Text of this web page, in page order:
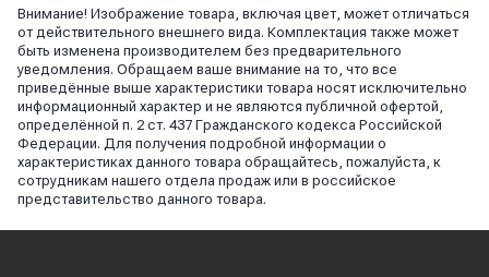
Внимание! Изображение товара, включая цвет, может отличаться
от действительного внешнего вида. Комплектация также может
быть изменена производителем без предварительного
уведомления. Обращаем ваше внимание на то, что все
приведённые выше характеристики товара носят исключительно
информационный характер и не являются публичной офертой,
определённой п. 2 ст. 437 Гражданского кодекса Российской
Федерации. Для получения подробной информации о
характеристиках данного товара обращайтесь, пожалуйста, к
сотрудникам нашего отдела продаж или в российское
представительство данного товара.